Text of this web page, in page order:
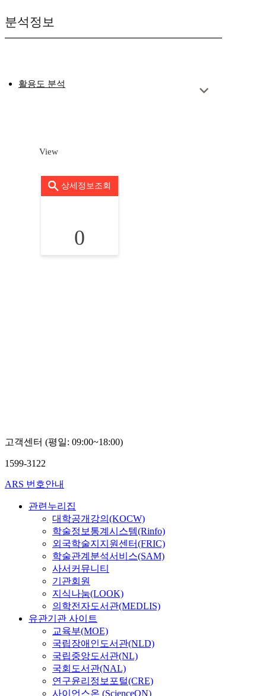
분석정보
활용도 분석
View
상세정보조회
0
고객센터 (평일: 09:00~18:00)
1599-3122
ARS 번호안내
관련누리집
대학공개강의(KOCW)
학술정보통계시스템(Rinfo)
외국학술지지원센터(FRIC)
학술관계분석서비스(SAM)
사서커뮤니티
기관회원
지식나눔(LOOK)
의학전자도서관(MEDLIS)
유관기관 사이트
교육부(MOE)
국립장애인도서관(NLD)
국립중앙도서관(NL)
국회도서관(NAL)
연구윤리정보포털(CRE)
사이언스온 (ScienceON)